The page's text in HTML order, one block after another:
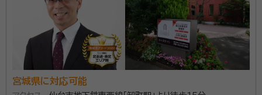
宮城県に対応可能